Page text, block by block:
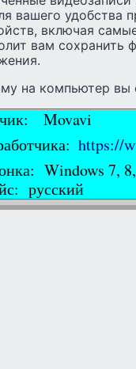
вашего удобства
включая
вам сохранить
на компьютер
Movavi
https://
Windows 7,
русский